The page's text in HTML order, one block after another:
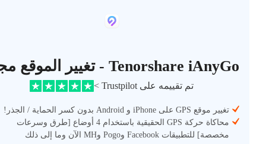
Tenorshare iAnyGo - تغيير الموقع مجانًا
تم تقييمه على Trustpilot >
تغيير موقع GPS على iPhone و Android بدون كسر الحماية / الجذر!
محاكاة حركة GPS الحقيقية باستخدام 4 أوضاع [طرق وسرعات
مخصصة] للتطبيقات Facebook وPogo وMH الآن وما إلى ذلك